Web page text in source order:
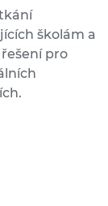
školám a
pro